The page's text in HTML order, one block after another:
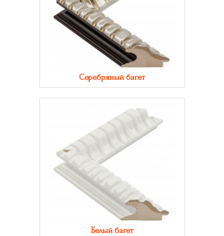
Серебряный багет
Белый багет